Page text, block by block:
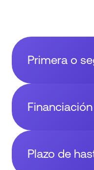
Primera o
Plazo de